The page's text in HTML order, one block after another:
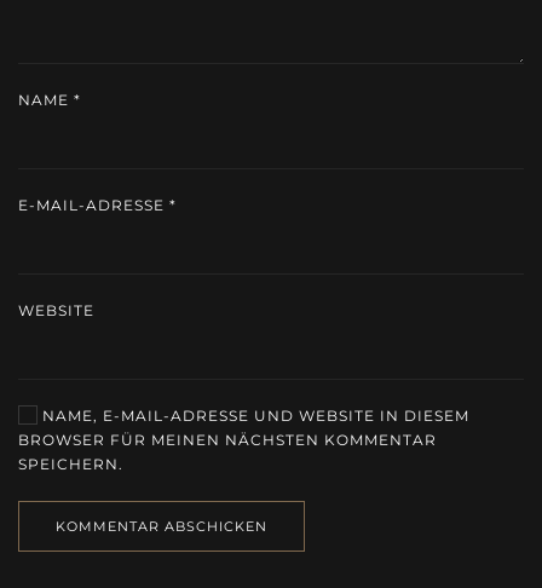
NAME *
E-MAIL-ADRESSE *
WEBSITE
NAME, E-MAIL-ADRESSE UND WEBSITE IN DIESEM
BROWSER FÜR MEINEN NÄCHSTEN KOMMENTAR
SPEICHERN.
KOMMENTAR ABSCHICKEN